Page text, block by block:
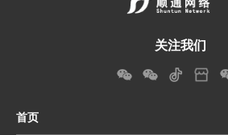
关注我们
首页